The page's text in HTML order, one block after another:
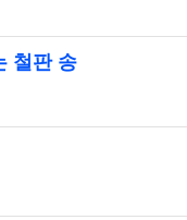
철판 송